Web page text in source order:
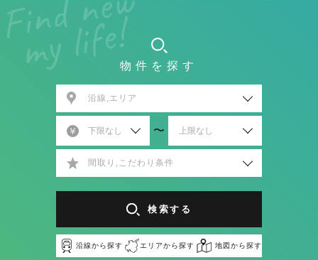
物件を探す
沿線,エリア
〜
間取り,こだわり条件
検索する
沿線から探す エリアから探す 地図から探す